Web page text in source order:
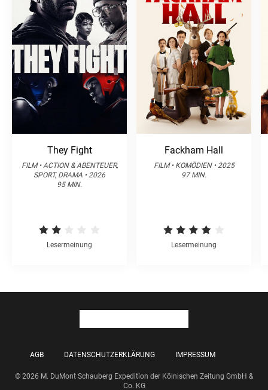
They Fight
FILM • ACTION & ABENTEUER,
SPORT, DRAMA • 2026
95 MIN.
Lesermeinung
Fackham Hall
FILM • KOMÖDIEN • 2025
97 MIN.
Lesermeinung
AGB DATENSCHUTZERKLÄRUNG IMPRESSUM
© 2026 M. DuMont Schauberg Expedition der Kölnischen Zeitung GmbH &
Co. KG